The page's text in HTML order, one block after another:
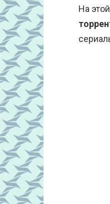
На